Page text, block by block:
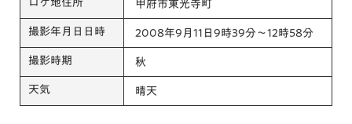
ロケ地住所 甲府市東光寺町
撮影年月日日時 2008年9月11日9時39分～12時58分
撮影時期 秋
天気 晴天